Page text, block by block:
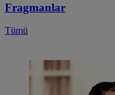
Fragmanlar
Tümü